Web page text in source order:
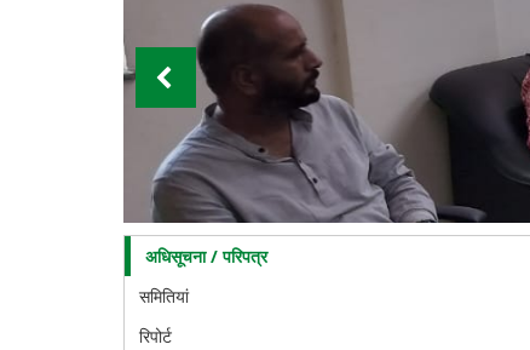
Training
and
Placement
Cell
अधिसूचना / परिपत्र
समितियां
रिपोर्ट